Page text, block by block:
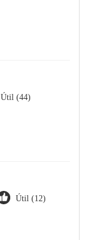
Útil (44)
Útil (12)